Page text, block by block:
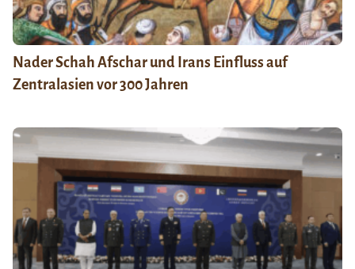
Nader Schah Afschar und Irans Einfluss auf
Zentralasien vor 300 Jahren